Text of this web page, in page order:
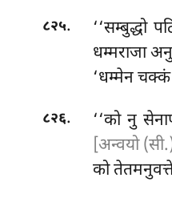
८२५.
‘‘सम्बुद्धो
धम्मराजा
‘धम्मेन चक्कं
८२६.
‘‘को नु
[अन्वयो
को